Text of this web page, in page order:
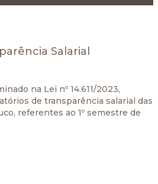
Salarial
na Lei nº 14.611/2023,
de transparência salarial das
referentes ao 1º semestre de